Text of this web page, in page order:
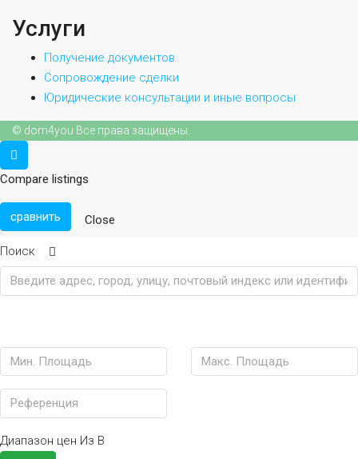
Услуги
Получение документов
Сопровождение сделки
Юридические консультации и иные вопросы
© dom4you Все права защищены.
Compare listings
сравнить Close
Поиск
Диапазон цен Из В